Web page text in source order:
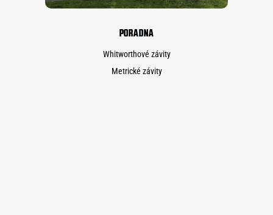
PORADNA
Whitworthové závity
Metrické závity